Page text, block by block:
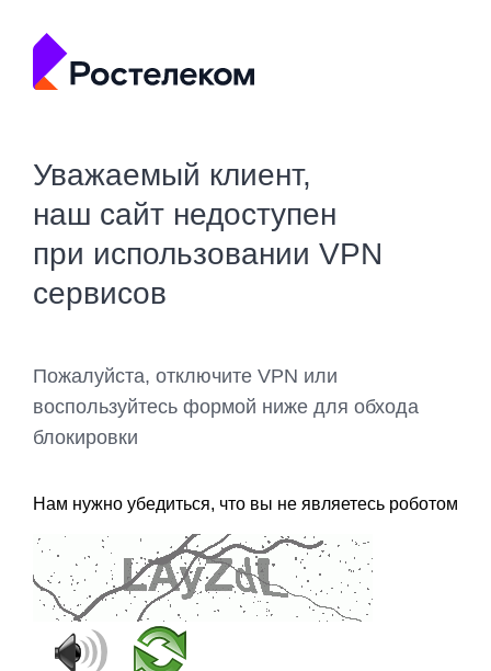
Уважаемый клиент,
наш сайт недоступен
при использовании VPN
сервисов
Пожалуйста, отключите VPN или
воспользуйтесь формой ниже для обхода
блокировки
Нам нужно убедиться, что вы не являетесь роботом